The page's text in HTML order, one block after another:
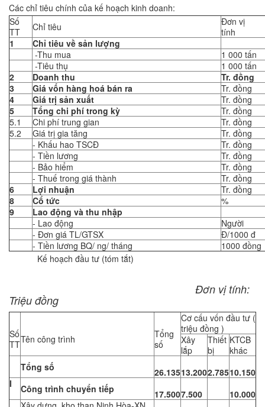
Các chỉ tiêu chính của kế hoạch kinh doanh:
Số
TT
Chỉ tiêu
Đơn vị
tính
1
Chỉ tiêu về sản lượng
-Thu mua
1 000 tấn
-Tiêu thụ
1 000 tấn
2
Doanh thu
Tr. đồng
3
Giá vốn hàng hoá bán ra
Tr. đồng
4
Giá trị sản xuất
Tr. đồng
5
Tổng chi phí trong kỳ
Tr. đồng
5.1
Chi phí trung gian
Tr. đồng
5.2
Giá trị gia tăng
Tr. đồng
- Khấu hao TSCĐ
Tr. đồng
- Tiền lương
Tr. đồng
- Bảo hiểm
Tr. đồng
- Thuế trong giá thành
Tr. đồng
6
Lợi nhuận
Tr. đồng
8
Cổ tức
%
9
Lao động và thu nhập
- Lao động
Người
- Đơn giá TL/GTSX
Đ/1000 đ
- Tiền lương BQ/ ng/ tháng
1000 đồng
Kế hoạch đầu tư (tóm tắt)
Đơn vị tính:
Triệu đồng
Số
TTTên công trình
Tổng
số
Cơ cấu vốn đầu tư (
triệu đồng )
Xây
lắp
Thiết
bị
KTCB
khác
Tổng số
26.13513.2002.78510.150
I
Công trình chuyển tiếp 17.5007.500
10.000